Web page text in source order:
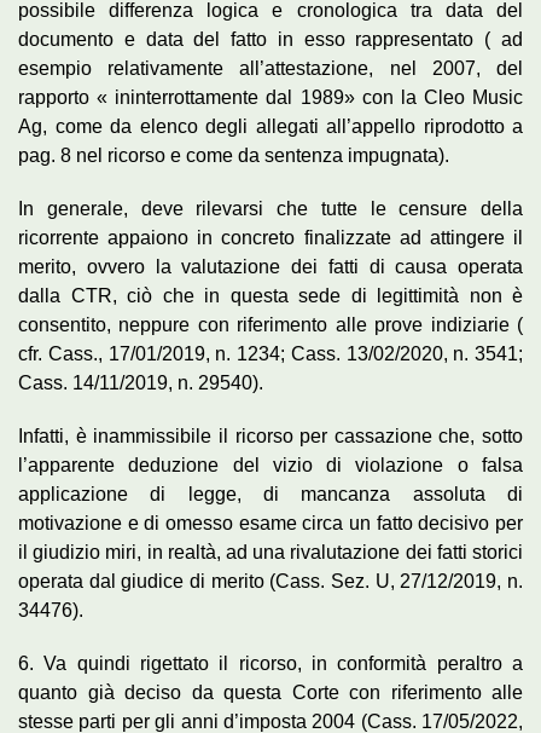
possibile differenza logica e cronologica tra data del
documento e data del fatto in esso rappresentato ( ad
esempio relativamente all’attestazione, nel 2007, del
rapporto « ininterrottamente dal 1989» con la Cleo Music
Ag, come da elenco degli allegati all’appello riprodotto a
pag. 8 nel ricorso e come da sentenza impugnata).
In generale, deve rilevarsi che tutte le censure della
ricorrente appaiono in concreto finalizzate ad attingere il
merito, ovvero la valutazione dei fatti di causa operata
dalla CTR, ciò che in questa sede di legittimità non è
consentito, neppure con riferimento alle prove indiziarie (
cfr. Cass., 17/01/2019, n. 1234; Cass. 13/02/2020, n. 3541;
Cass. 14/11/2019, n. 29540).
Infatti, è inammissibile il ricorso per cassazione che, sotto
l’apparente deduzione del vizio di violazione o falsa
applicazione di legge, di mancanza assoluta di
motivazione e di omesso esame circa un fatto decisivo per
il giudizio miri, in realtà, ad una rivalutazione dei fatti storici
operata dal giudice di merito (Cass. Sez. U, 27/12/2019, n.
34476).
6. Va quindi rigettato il ricorso, in conformità peraltro a
quanto già deciso da questa Corte con riferimento alle
stesse parti per gli anni d’imposta 2004 (Cass. 17/05/2022,